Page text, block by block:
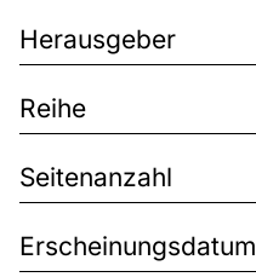
Herausgeber
Reihe
Seitenanzahl
Erscheinungsdatum